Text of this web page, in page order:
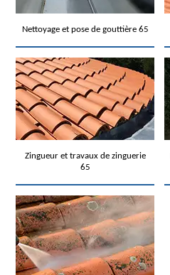
Nettoyage et pose de gouttière 65
Zingueur et travaux de zinguerie
65